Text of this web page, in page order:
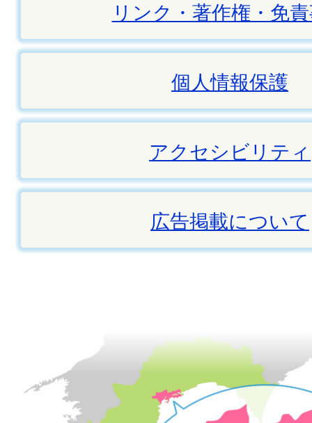
リンク・著作権・免
個人情報保護
アクセシビリティ
広告掲載について